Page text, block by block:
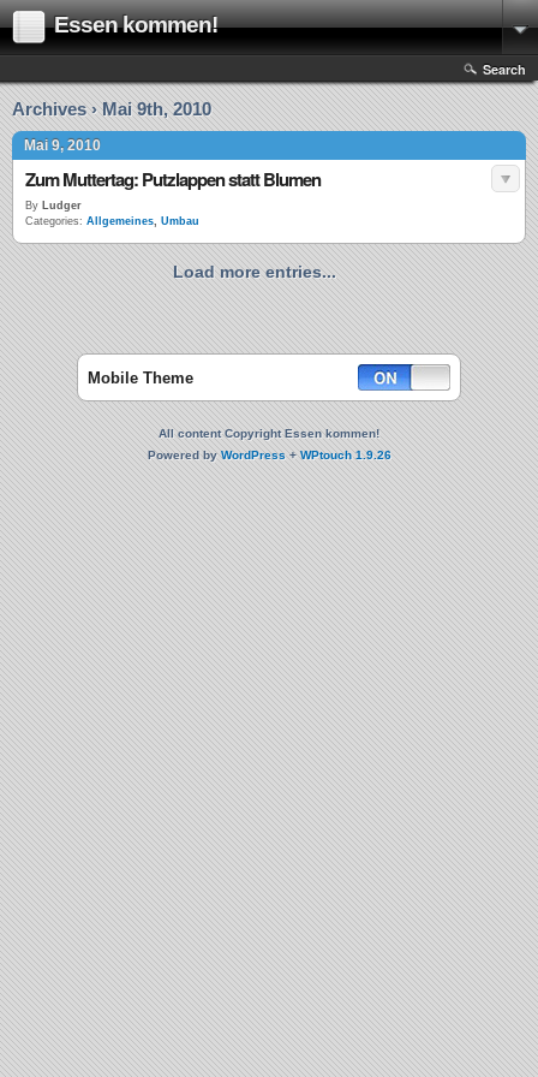
Essen kommen!
Search
Archives › Mai 9th, 2010
Mai 9, 2010
Zum Muttertag: Putzlappen statt Blumen
By Ludger
Categories: Allgemeines, Umbau
Load more entries...
Mobile Theme
All content Copyright Essen kommen!
Powered byWordPress+WPtouch 1.9.26